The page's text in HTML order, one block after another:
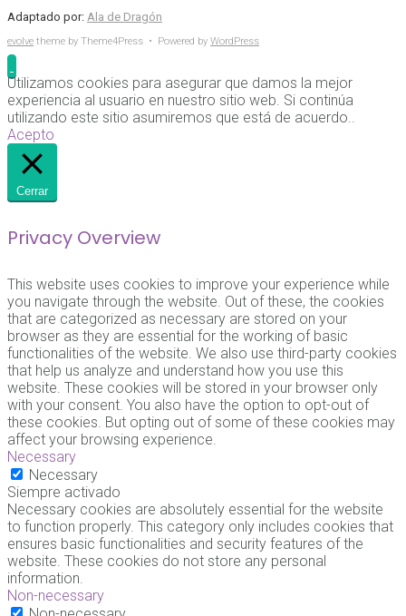
Adaptado por: Ala de Dragón
evolve theme by Theme4Press • Powered by WordPress
Utilizamos cookies para asegurar que damos la mejor
experiencia al usuario en nuestro sitio web. Si continúa
utilizando este sitio asumiremos que está de acuerdo..
Acepto
Cerrar
Privacy Overview
This website uses cookies to improve your experience while
you navigate through the website. Out of these, the cookies
that are categorized as necessary are stored on your
browser as they are essential for the working of basic
functionalities of the website. We also use third-party cookies
that help us analyze and understand how you use this
website. These cookies will be stored in your browser only
with your consent. You also have the option to opt-out of
these cookies. But opting out of some of these cookies may
affect your browsing experience.
Necessary
Necessary
Siempre activado
Necessary cookies are absolutely essential for the website
to function properly. This category only includes cookies that
ensures basic functionalities and security features of the
website. These cookies do not store any personal
information.
Non-necessary